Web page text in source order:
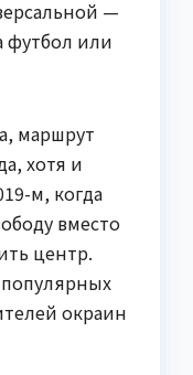
—
футбол или
маршрут
хотя и
м, когда
вместо
центр.
окраин